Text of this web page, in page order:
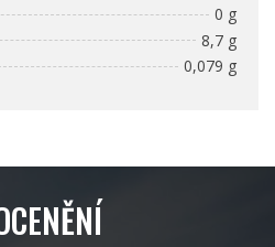
0 g
8,7 g
0,079 g